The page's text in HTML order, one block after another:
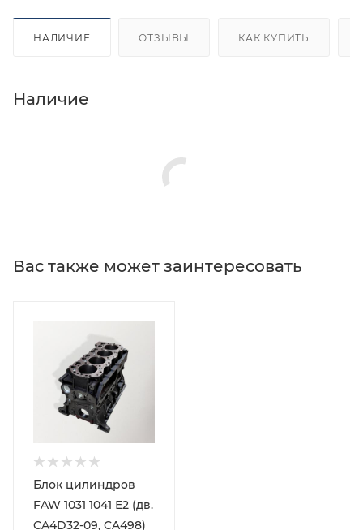
НАЛИЧИЕ ОТЗЫВЫ КАК КУПИТЬ
Наличие
Вас также может заинтересовать
Блок цилиндров
FAW 1031 1041 Е2 (дв.
CA4D32-09, CA498)